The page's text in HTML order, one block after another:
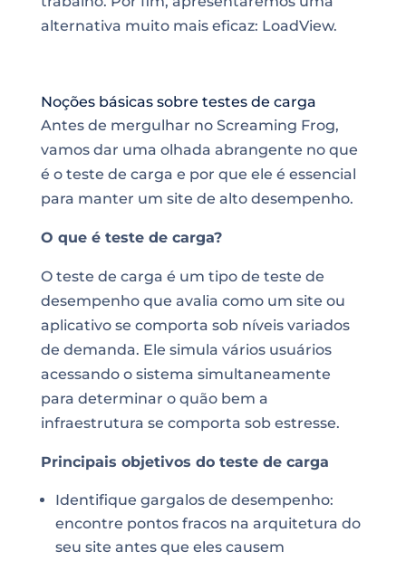
alternativa muito mais eficaz: LoadView.
Noções básicas sobre testes de carga
Antes de mergulhar no Screaming Frog,
vamos dar uma olhada abrangente no que
é o teste de carga e por que ele é essencial
para manter um site de alto desempenho.
O que é teste de carga?
O teste de carga é um tipo de teste de
desempenho que avalia como um site ou
aplicativo se comporta sob níveis variados
de demanda. Ele simula vários usuários
acessando o sistema simultaneamente
para determinar o quão bem a
infraestrutura se comporta sob estresse.
Principais objetivos do teste de carga
Identifique gargalos de desempenho:
encontre pontos fracos na arquitetura do
seu site antes que eles causem